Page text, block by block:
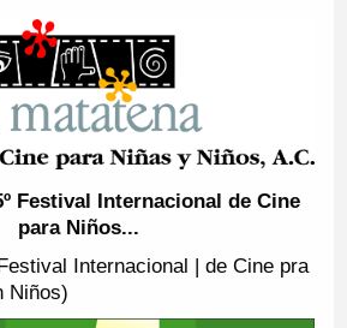
Festival Internacional de Cine
para Niños...
Internacional | de Cine pra
Niños)